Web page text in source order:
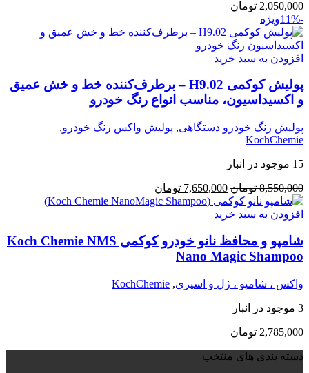
2,050,000 تومان
-11%
ویژه
افزودن به سبد خرید
پولیش کوکمی H9.02 – برطرف‌کننده خط و خش عمیق
و اکسیداسیون، مناسب انواع رنگ خودرو
پولیش رنگ خودرو دستگاهی, پولیش واکس رنگ خودرو,
KochChemie
15 موجود در انبار
8,550,000 تومان قیمت
اصلی:
7,650,000 تومان
فعلی:
افزودن به سبد خرید
شامپو و محافظ نانو خودرو کوکمی Koch Chemie NMS
Nano Magic Shampoo
واکس ، شامپو ، ژل و اسپری,
KochChemie
3 موجود در انبار
2,785,000 تومان
دسته بندی های منتخب